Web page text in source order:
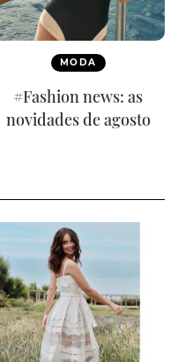
MODA
#Fashion news: as
novidades de agosto